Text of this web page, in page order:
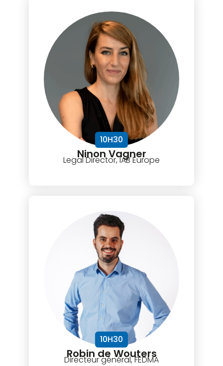
10H30
Ninon Vagner
Legal Director, IAB Europe
10H30
Robin de Wouters
Directeur général, FEDMA